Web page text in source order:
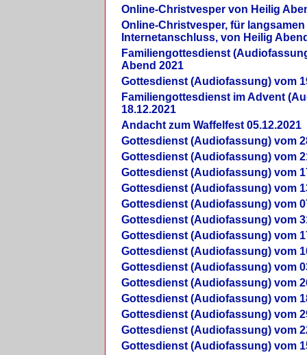
Online-Christvesper von Heilig
Online-Christvesper, für langsamen
Internetanschluss, von Heilig
Familiengottesdienst
Abend 2021
Gottesdienst (Audiofassung) vom
Familiengottesdienst im Advent
18.12.2021
Andacht zum Waffelfest 05.12.2021
Gottesdienst (Audiofassung) vom
Gottesdienst (Audiofassung) vom
Gottesdienst (Audiofassung) vom
Gottesdienst (Audiofassung) vom
Gottesdienst (Audiofassung) vom
Gottesdienst (Audiofassung) vom
Gottesdienst (Audiofassung) vom
Gottesdienst (Audiofassung) vom
Gottesdienst (Audiofassung) vom
Gottesdienst (Audiofassung) vom
Gottesdienst (Audiofassung) vom
Gottesdienst (Audiofassung) vom
Gottesdienst (Audiofassung) vom
Gottesdienst (Audiofassung) vom